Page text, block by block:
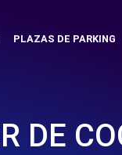
PLAZAS DE PARKING
DE